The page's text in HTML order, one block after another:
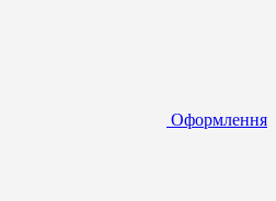
Оформлення